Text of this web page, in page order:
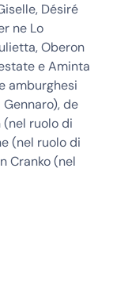
Désiré
ne Lo
Oberon
e Aminta
amburghesi
de
ruolo di
(nel ruolo di
Cranko (nel